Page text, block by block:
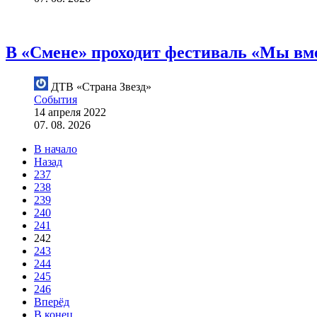
В «Смене» проходит фестиваль «Мы
ДТВ «Страна Звезд»
События
14 апреля 2022
07. 08. 2026
В начало
Назад
237
238
239
240
241
242
243
244
245
246
Вперёд
В конец